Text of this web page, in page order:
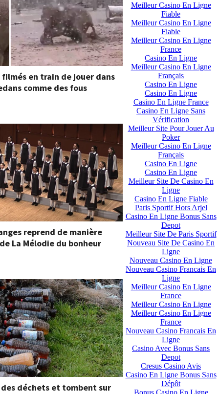
en train de jouer dans
comme des fous
reprend de manière
La Mélodie du bonheur
des déchets et tombent sur
Meilleur Casino En Ligne
Fiable
Meilleur Casino En Ligne
Fiable
Meilleur Casino En Ligne
France
Casino En Ligne
Meilleur Casino En Ligne
Français
Casino En Ligne
Casino En Ligne
Casino En Ligne France
Casino En Ligne Sans
Vérification
Meilleur Site Pour Jouer Au
Poker
Meilleur Casino En Ligne
Français
Casino En Ligne
Casino En Ligne
Meilleur Site De Casino En
Ligne
Casino En Ligne Fiable
Paris Sportif Hors Arjel
Casino En Ligne Bonus Sans
Depot
Meilleur Site De Paris Sportif
Nouveau Site De Casino En
Ligne
Nouveau Casino En Ligne
Nouveau Casino Francais En
Ligne
Meilleur Casino En Ligne
France
Meilleur Casino En Ligne
Meilleur Casino En Ligne
France
Nouveau Casino Francais En
Ligne
Casino Avec Bonus Sans
Depot
Cresus Casino Avis
Casino En Ligne Bonus Sans
Dépôt
Bonus Casino En Ligne